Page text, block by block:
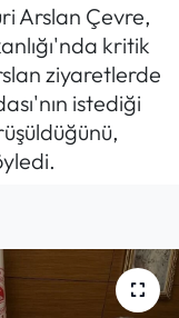
Arslan Çevre,
kritik
ziyaretlerde
istediği